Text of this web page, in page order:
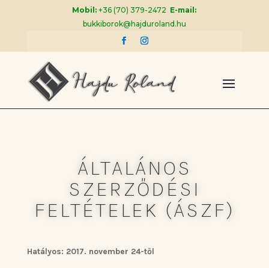
Mobil: +36 (70) 379-2472 E-mail:
bukkiborok@hajduroland.hu
ÁLTALÁNOS
SZERZŐDÉSI
FELTÉTELEK (ÁSZF)
Hatályos: 2017. november 24-től